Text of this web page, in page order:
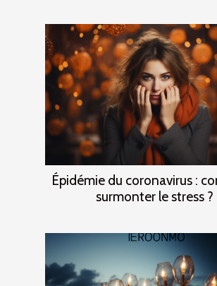
Épidémie du coronavirus :
surmonter le stress ?